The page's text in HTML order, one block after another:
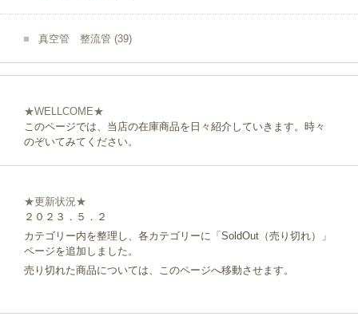
真空管 整流管 (39)
★WELLCOME★
このページでは、当店の在庫商品を日々紹介していきます。時々
のぞいてみてください。
★更新状況★
２０２３．５．２
カテゴリー内を整理し、各カテゴリーに「SoldOut（売り切れ）」
ページを追加しました。
売り切れた商品については、このページへ移動させます。